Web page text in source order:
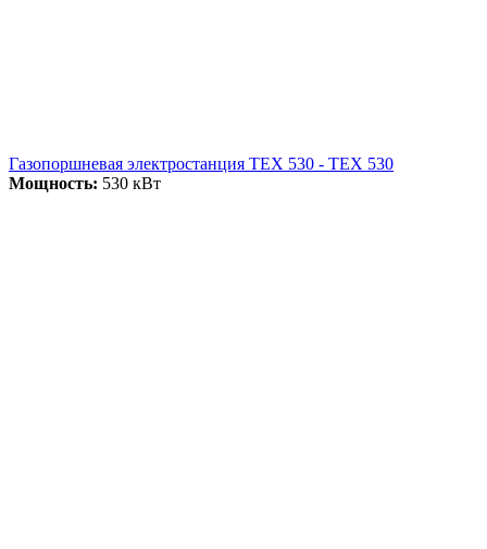
Газопоршневая электростанция ТЕХ 530 - ТЕХ 530
Мощность: 530 кВт